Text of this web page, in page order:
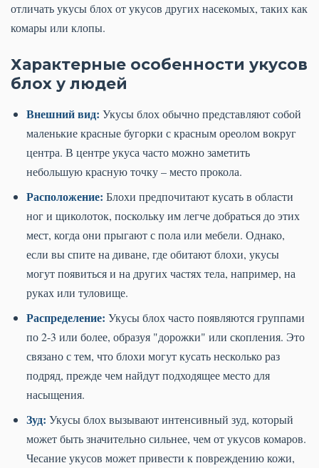
отличать укусы блох от укусов других насекомых, таких как
комары или клопы.
Характерные особенности укусов
блох у людей
Внешний вид: Укусы блох обычно представляют собой
маленькие красные бугорки с красным ореолом вокруг
центра. В центре укуса часто можно заметить
небольшую красную точку – место прокола.
Расположение: Блохи предпочитают кусать в области
ног и щиколоток, поскольку им легче добраться до этих
мест, когда они прыгают с пола или мебели. Однако,
если вы спите на диване, где обитают блохи, укусы
могут появиться и на других частях тела, например, на
руках или туловище.
Распределение: Укусы блох часто появляются группами
по 2-3 или более, образуя "дорожки" или скопления. Это
связано с тем, что блохи могут кусать несколько раз
подряд, прежде чем найдут подходящее место для
насыщения.
Зуд: Укусы блох вызывают интенсивный зуд, который
может быть значительно сильнее, чем от укусов комаров.
Чесание укусов может привести к повреждению кожи,